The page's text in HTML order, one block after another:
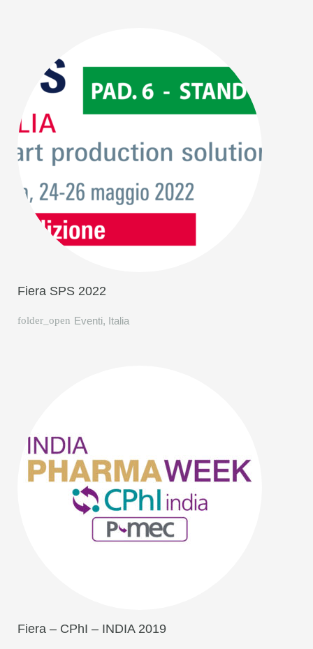
Fiera SPS 2022
Eventi, Italia
Fiera – CPhI – INDIA 2019